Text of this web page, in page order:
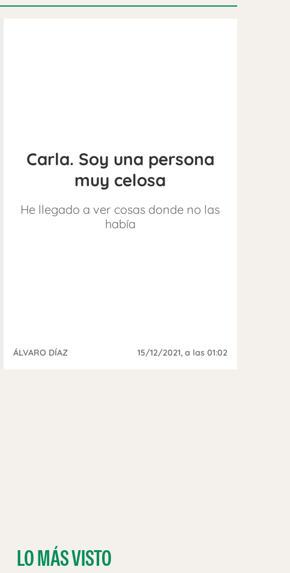
Carla. Soy una persona
muy celosa
He llegado a ver cosas donde no las
había
ÁLVARO DÍAZ 15/12/2021, a las 01:02
LO MÁS VISTO